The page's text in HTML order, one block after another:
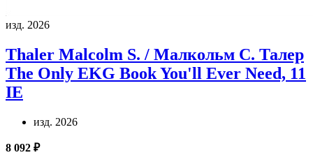
изд. 2026
Thaler Malcolm S. / Малкольм С. Талер
The Only EKG Book You'll Ever Need, 11
IE
изд. 2026
8 092 ₽